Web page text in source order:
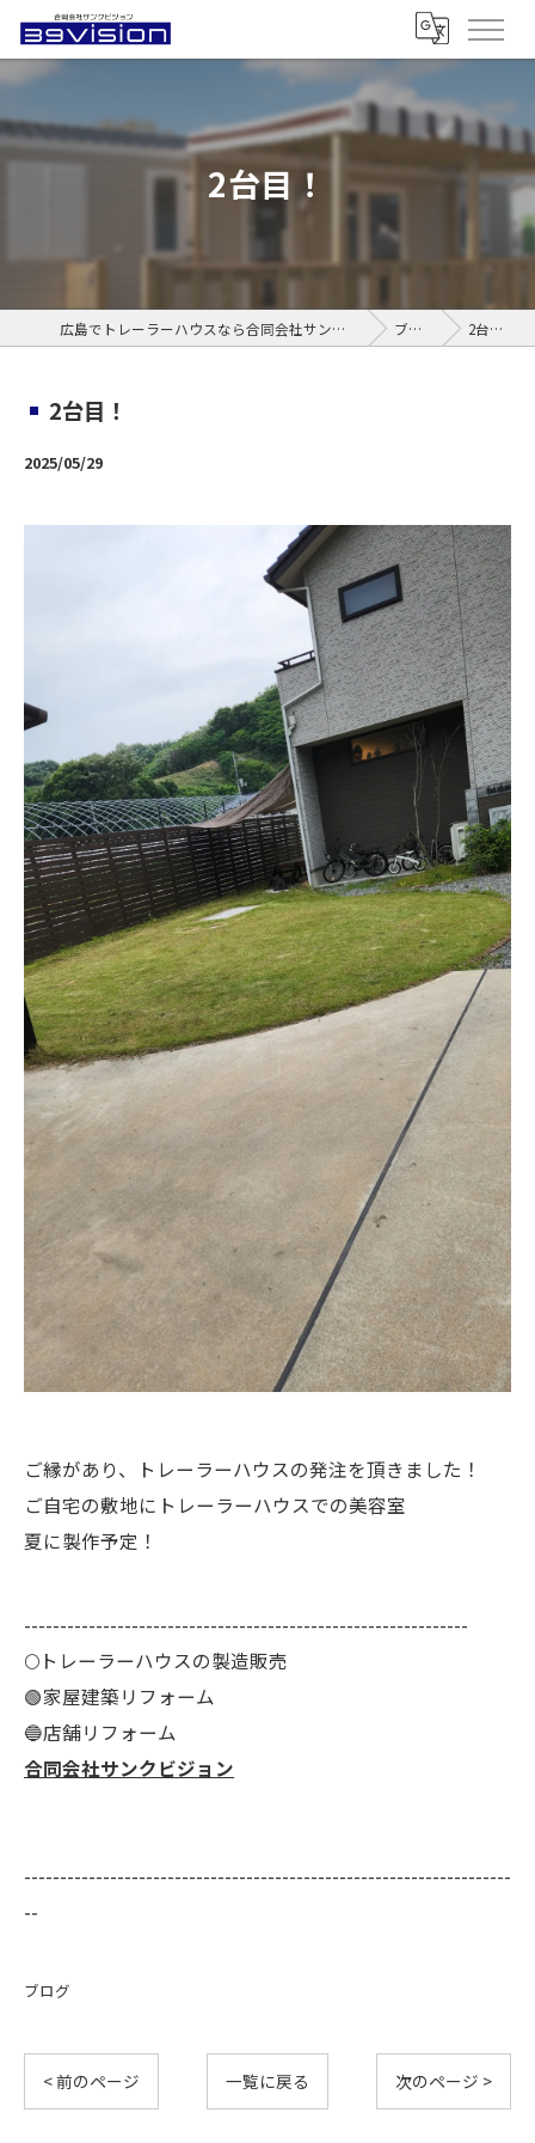
2台目！
広島でトレーラーハウスなら合同会社サンクビジョン ブログ 2台目！
2台目！
2025/05/29
ご縁があり、トレーラーハウスの発注を頂きました！
ご自宅の敷地にトレーラーハウスでの美容室
夏に製作予定！
--------------------------------------------------------------
🌕️トレーラーハウスの製造販売
🟢家屋建築リフォーム
🔵店舗リフォーム
合同会社サンクビジョン
--------------------------------------------------------------------
--
ブログ
< 前のページ 一覧に戻る 次のページ >